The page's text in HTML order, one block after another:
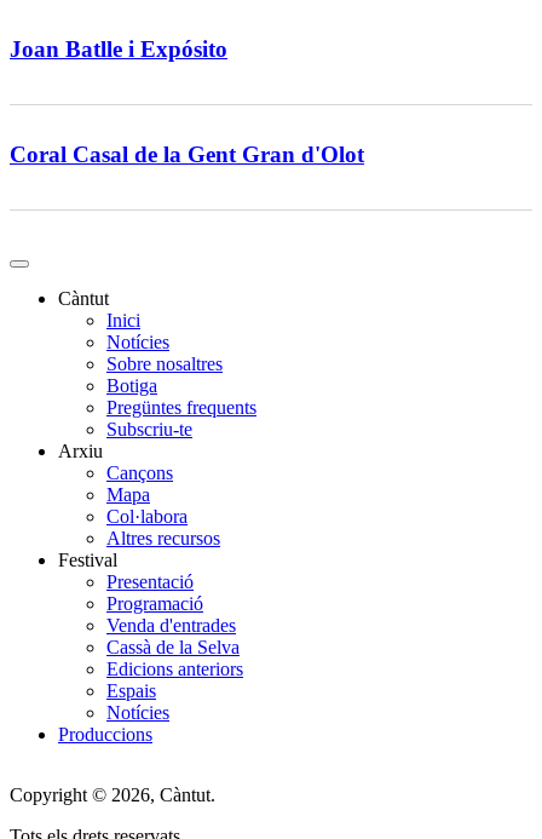
Joan Batlle i Expósito
Coral Casal de la Gent Gran d'Olot
Càntut
Inici
Notícies
Sobre nosaltres
Botiga
Pregüntes frequents
Subscriu-te
Arxiu
Cançons
Mapa
Col·labora
Altres recursos
Festival
Presentació
Programació
Venda d'entrades
Cassà de la Selva
Edicions anteriors
Espais
Notícies
Produccions
Copyright © 2026, Càntut.